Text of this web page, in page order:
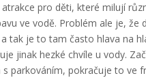
pro děti, které milují
ve vodě. Problém ale je, že
tak je to tam často hlava na
jinak hezké chvíle u vody.
parkováním, pokračuje to ve